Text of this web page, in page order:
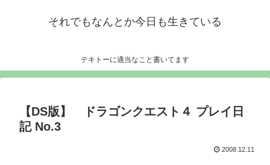
それでもなんとか今日も生きている
テキトーに適当なこと書いてます
【DS版】 ドラゴンクエスト４ プレイ日
記 No.3
2008.12.11